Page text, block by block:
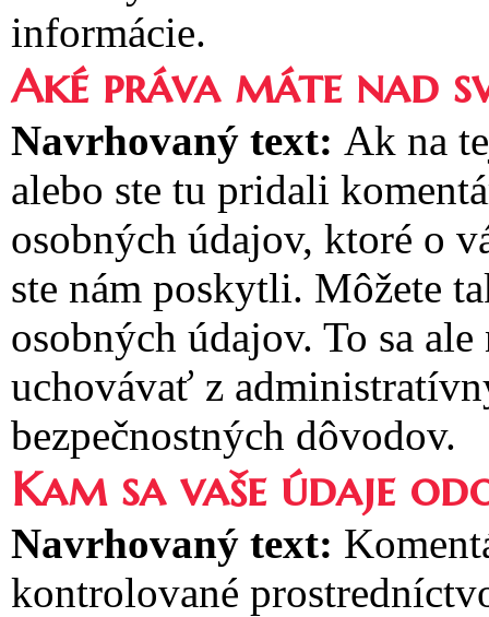
informácie.
Aké práva máte nad
Navrhovaný text: Ak na
alebo ste tu pridali
osobných údajov, ktoré o
ste nám poskytli. Môžete
osobných údajov. To sa
uchovávať z
bezpečnostných dôvodov.
Kam sa vaše údaje
Navrhovaný text:
kontrolované